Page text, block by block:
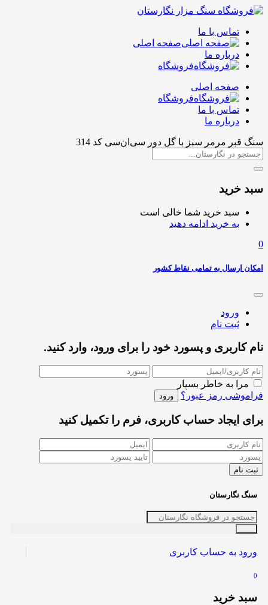
تماس با ما
صفحه اصلی
درباره ما
فروشگاه
صفحه اصلی
فروشگاه
تماس با ما
درباره ما
سنگ قبر مرمر سبز با گل دور سی‌ان‌سی کد 314
سبد خرید
سبد خرید شما خالی است
به خرید ادامه دهید
0
امکان ارسال به تمامی نقاط کشور
ورود
ثبت نام
نام کاربری و پسورد خود را برای ورود، وارد کنید.
مرا به خاطر بسپار
فراموشی رمز عبور؟
برای ایجاد حساب کاربری، فرم را تکمیل کنید
سنگ نگارستان
ورود به حساب کاربری
0
سبد خرید